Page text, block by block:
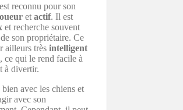
reconnu pour son
et actif. Il est
et recherche souvent
son propriétaire. Ce
ailleurs très intelligent
, ce qui le rend facile à
à divertir.
bien avec les chiens et
avec son